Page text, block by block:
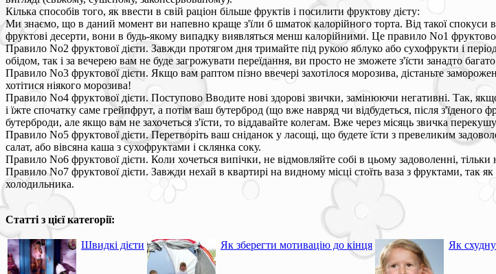
Кілька способів того, як ввести в свій раціон більше фруктів і посилити фруктову дієту:
Ми знаємо, що в даний момент ви напевно краще з'їли б шматок калорійного торта. Від такої спокуси
фруктові десерти, вони в будь-якому випадку виявляться менш калорійними. Це правило No1
Правило No2 фруктової дієти. Завжди протягом дня тримайте під рукою яблуко або сухофрукти і
обідом, так і за вечерею вам не буде загрожувати переїдання, ви просто не зможете з'їсти занадто
Правило No3 фруктової дієти. Якщо вам раптом пізно ввечері захотілося морозива, дістаньте
хотітися ніякого морозива!
Правило No4 фруктової дієти. Поступово Вводите нові здорові звички, замінюючи негативні. Так,
і їжте спочатку саме грейпфрут, а потім ваш бутерброд (що вже навряд чи відбудеться, після
бутерброди, але якщо вам не захочеться з'їсти, то віддавайте колегам. Вже через місяць звичка
Правило No5 фруктової дієти. Перетворіть ваш сніданок у ласощі, що будете їсти з превеликим
салат, або вівсяна каша з сухофруктами і склянка соку.
Правило No6 фруктової дієти. Коли хочеться випічки, не відмовляйте собі в цьому задоволенні,
Правило No7 фруктової дієти. Завжди нехай в квартирі на видному місці стоїть ваза з фруктами, так
холодильника.
Статті з цієї категорії:
Швидкі дієти Як зберегти мотивацію до кінця Як